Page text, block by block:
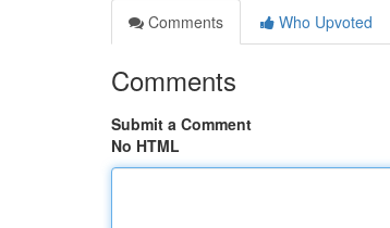
Comments
Who Upvoted
Comments
Submit a Comment
No HTML